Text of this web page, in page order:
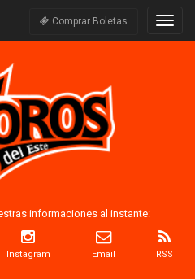
Comprar Boletas
informaciones al instante:
Instagram Email RSS